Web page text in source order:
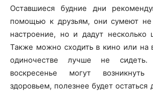
Оставшиеся будние дни
помощью к друзьям, они сумеют не
настроение, но и дадут несколько
Также можно сходить в кино или на
одиночестве лучше не
воскресенье могут
здоровьем, полезнее будет остаться